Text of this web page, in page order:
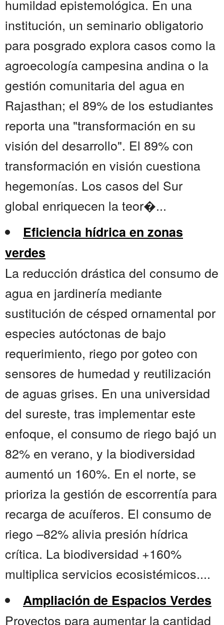
humildad epistemológica. En una
institución, un seminario obligatorio
para posgrado explora casos como la
agroecología campesina andina o la
gestión comunitaria del agua en
Rajasthan; el 89% de los estudiantes
reporta una "transformación en su
visión del desarrollo". El 89% con
transformación en visión cuestiona
hegemonías. Los casos del Sur
global enriquecen la teor�...
Eficiencia hídrica en zonas
verdes
La reducción drástica del consumo de
agua en jardinería mediante
sustitución de césped ornamental por
especies autóctonas de bajo
requerimiento, riego por goteo con
sensores de humedad y reutilización
de aguas grises. En una universidad
del sureste, tras implementar este
enfoque, el consumo de riego bajó un
82% en verano, y la biodiversidad
aumentó un 160%. En el norte, se
prioriza la gestión de escorrentía para
recarga de acuíferos. El consumo de
riego –82% alivia presión hídrica
crítica. La biodiversidad +160%
multiplica servicios ecosistémicos....
Ampliación de Espacios Verdes
Proyectos para aumentar la cantidad